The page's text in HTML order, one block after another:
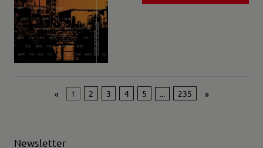
« 1 2 3 4 5 ... 235 »
Newsletter